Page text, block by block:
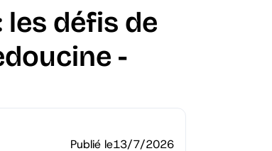
les défis de
-
Publié le13/7/2026